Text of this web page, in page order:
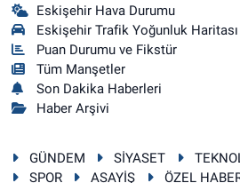
Eskişehir Hava Durumu
Eskişehir Trafik Yoğunluk Haritası
Puan Durumu ve Fikstür
Tüm Manşetler
Son Dakika Haberleri
Haber Arşivi
GÜNDEM SİYASET
SPOR
ASAYİŞ ÖZEL